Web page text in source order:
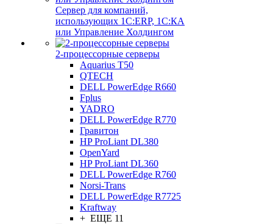
Сервер для компаний,
использующих 1C:ERP, 1С:КА
или Управление Холдингом
2-процессорные серверы
Aquarius T50
QTECH
DELL PowerEdge R660
Fplus
YADRO
DELL PowerEdge R770
Гравитон
HP ProLiant DL380
OpenYard
HP ProLiant DL360
DELL PowerEdge R760
Norsi-Trans
DELL PowerEdge R7725
Kraftway
+ ЕЩЕ 11